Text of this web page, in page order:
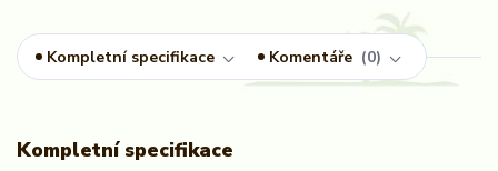
Kompletní specifikace Komentáře 0
Kompletní specifikace